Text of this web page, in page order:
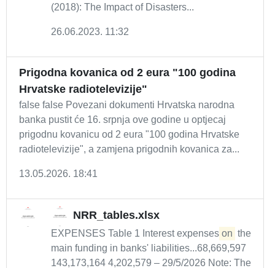
(2018): The Impact of Disasters...
26.06.2023. 11:32
Prigodna kovanica od 2 eura "100 godina
Hrvatske radiotelevizije"
false false Povezani dokumenti Hrvatska narodna
banka pustit će 16. srpnja ove godine u optjecaj
prigodnu kovanicu od 2 eura "100 godina Hrvatske
radiotelevizije", a zamjena prigodnih kovanica za...
13.05.2026. 18:41
NRR_tables.xlsx
EXPENSES Table 1 Interest expenses on the
main funding in banks' liabilities...68,669,597
143,173,164 4,202,579 – 29/5/2026 Note: The